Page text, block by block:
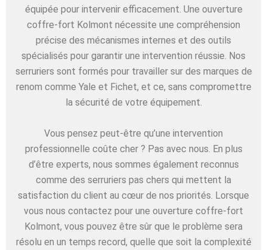
équipée pour intervenir efficacement. Une ouverture
coffre-fort Kolmont nécessite une compréhension
précise des mécanismes internes et des outils
spécialisés pour garantir une intervention réussie. Nos
serruriers sont formés pour travailler sur des marques de
renom comme Yale et Fichet, et ce, sans compromettre
la sécurité de votre équipement.
Vous pensez peut-être qu’une intervention
professionnelle coûte cher ? Pas avec nous. En plus
d’être experts, nous sommes également reconnus
comme des serruriers pas chers qui mettent la
satisfaction du client au cœur de nos priorités. Lorsque
vous nous contactez pour une ouverture coffre-fort
Kolmont, vous pouvez être sûr que le problème sera
résolu en un temps record, quelle que soit la complexité